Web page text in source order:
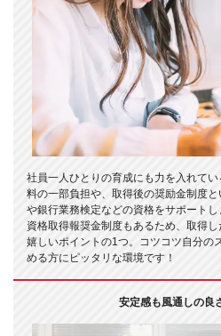
社員一人ひとりの育成にも力を入れて
料の一部負担や、取得後の奨励金制度
や銀行業務検定などの資格をサポートし
資格取得報奨金制度もあるため、取得
嬉しいポイントの1つ。コツコツ自分の
める方にピッタリな環境です！
安定感も風通しの良